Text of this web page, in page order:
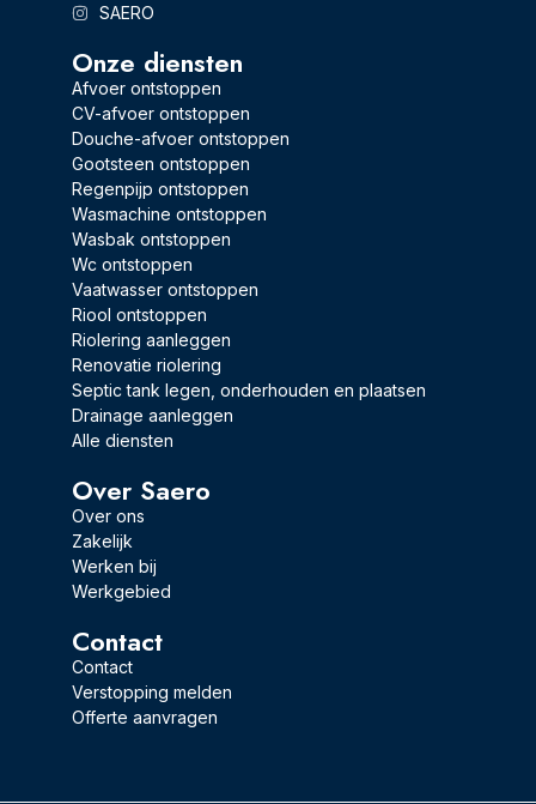
SAERO
Onze diensten
Afvoer ontstoppen
CV-afvoer ontstoppen
Douche-afvoer ontstoppen
Gootsteen ontstoppen
Regenpijp ontstoppen
Wasmachine ontstoppen
Wasbak ontstoppen
Wc ontstoppen
Vaatwasser ontstoppen
Riool ontstoppen
Riolering aanleggen
Renovatie riolering
Septic tank legen, onderhouden en plaatsen
Drainage aanleggen
Alle diensten
Over Saero
Over ons
Zakelijk
Werken bij
Werkgebied
Contact
Contact
Verstopping melden
Offerte aanvragen